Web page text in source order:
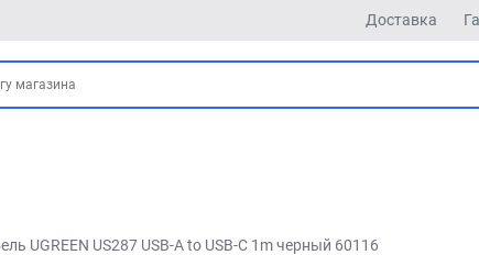
Доставка
UGREEN US287 USB-A to USB-C 1m черный 60116